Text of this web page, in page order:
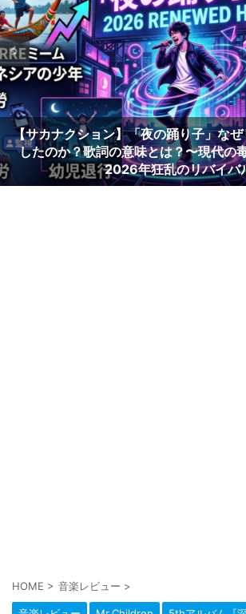
【サカナクション】「夜の踊り子」な
したのか？歌詞の意味とは？〜現代の
2026年狂乱のリバイバ
HOME > 音楽レビュー >